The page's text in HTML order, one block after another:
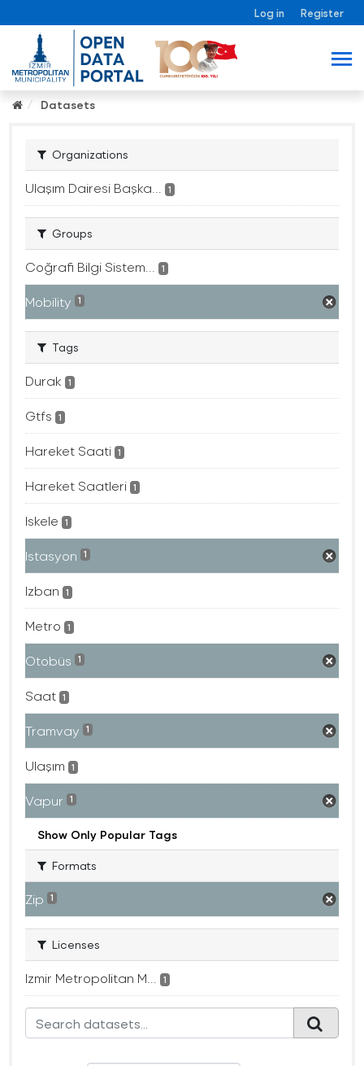
Log in Register
Datasets
Organizations
Ulaşım Dairesi Başka... 1
Groups
Coğrafi Bilgi Sistem... 1
Mobility 1
Tags
Durak 1
Gtfs 1
Hareket Saati 1
Hareket Saatleri 1
Iskele 1
Istasyon 1
Izban 1
Metro 1
Otobüs 1
Saat 1
Tramvay 1
Ulaşım 1
Vapur 1
Show Only Popular Tags
Formats
Zip 1
Licenses
Izmir Metropolitan M... 1